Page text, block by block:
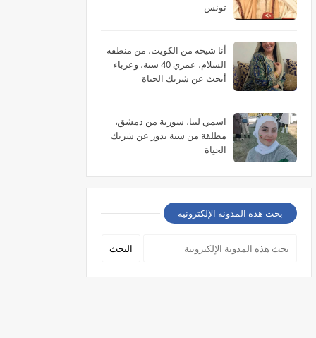
تونس
أنا شيخة من الكويت، من منطقة
السلام، عمري 40 سنة، وعزباء
أبحث عن شريك الحياة
اسمي لينا، سورية من دمشق،
مطلقة من سنة بدور عن شريك
الحياة
بحث هذه المدونة الإلكترونية